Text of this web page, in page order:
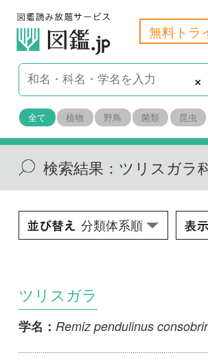
無料トライアル
×
全て 植物 野鳥 菌類 昆虫 ほか動物
検索結果：ツリスガラ科の野